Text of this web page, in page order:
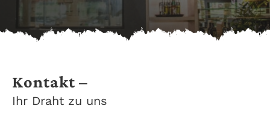
Kontakt –
Ihr Draht zu uns